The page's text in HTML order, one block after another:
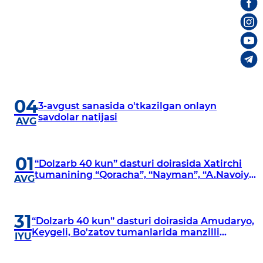
04
AVG
3-avgust sanasida o'tkazilgan onlayn
savdolar natijasi
01
AVG
“Dolzarb 40 kun” dasturi doirasida Xatirchi
tumanining “Qoracha”, “Nayman”, “A.Navoiy”
31
IYU
“Dolzarb 40 kun” dasturi doirasida Amudaryo,
Keygeli, Bo'zatov tumanlarida manzilli